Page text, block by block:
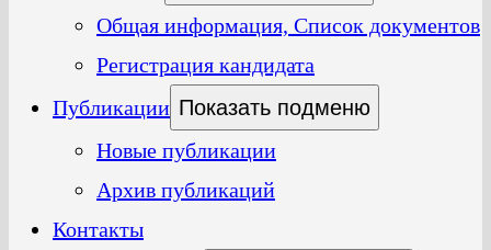
Общая информация, Список документов
Регистрация кандидата
Публикации Показать подменю
Новые публикации
Архив публикаций
Контакты